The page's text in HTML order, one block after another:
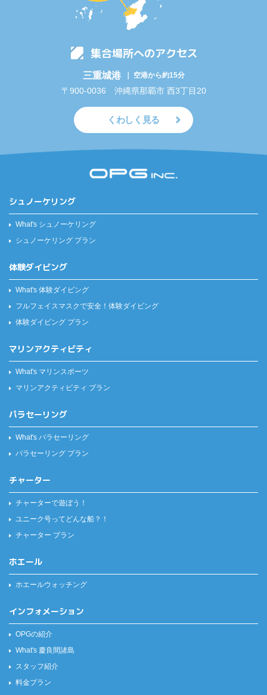
集合場所へのアクセス
三重城港 ｜ 空港から約15分
〒900-0036 沖縄県那覇市 西3丁目20
くわしく見る
シュノーケリング
What's シュノーケリング
シュノーケリング プラン
体験ダイビング
What's 体験ダイビング
フルフェイスマスクで安全！ 体験ダイビング
体験ダイビング プラン
マリンアクティビティ
What's マリンスポーツ
マリンアクティビティ プラン
パラセーリング
What's パラセーリング
パラセーリング プラン
チャーター
チャーターで遊ぼう！
ユニーク号ってどんな船？！
チャーター プラン
ホエール
ホエールウォッチング
インフォメーション
OPGの紹介
What's 慶良間諸島
スタッフ紹介
料金プラン